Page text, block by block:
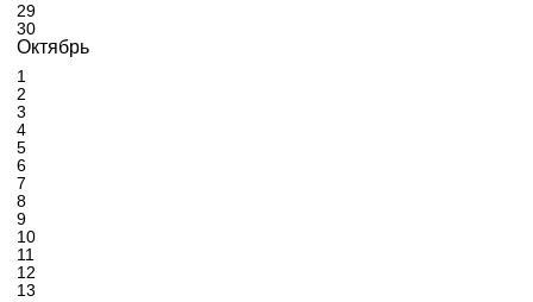
29
30
Октябрь
1
2
3
4
5
6
7
8
9
10
11
12
13